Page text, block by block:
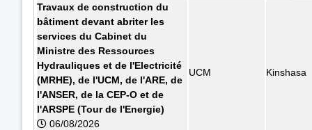
Travaux de construction du
bâtiment devant abriter les
services du Cabinet du
Ministre des Ressources
Hydrauliques et de l'Electricité
(MRHE), de l'UCM, de l'ARE, de
l'ANSER, de la CEP-O et de
l'ARSPE (Tour de l'Energie)
06/08/2026
UCM Kinshasa